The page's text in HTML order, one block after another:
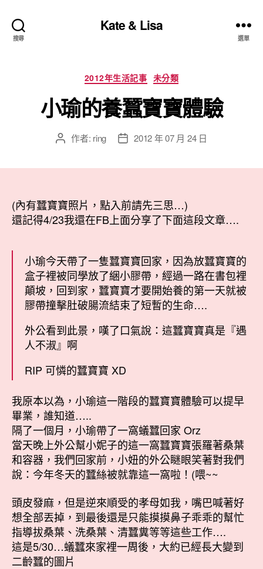
搜尋
Kate & Lisa
選單
分
類
2012年生活記事 未分類
小瑜的養蠶寶寶體驗
文 作者: ring
文
期
2012 年 07 月 24 日
(內有蠶寶寶照片，點入前請先三思…)
還記得4/23我還在FB上面分享了下面這段文章….
小瑜今天帶了一隻蠶寶寶回家，因為放蠶寶寶的
盒子裡被同學放了綑小膠帶，經過一路在書包裡
顛坡，回到家，蠶寶寶才要開始養的第一天就被
膠帶撞擊肚破腸流結束了短暫的生命….
外公看到此景，嘆了口氣說：這蠶寶寶真是『遇
人不淑』啊
RIP 可憐的蠶寶寶 XD
我原本以為，小瑜這一階段的蠶寶寶體驗可以提早
畢業，誰知道…..
隔了一個月，小瑜帶了一窩蟻蠶回家 Orz
當天晚上外公幫小妮子的這一窩蠶寶寶張羅著桑葉
和容器，我們回家前，小妞的外公瞇眼笑著對我們
說：今年冬天的蠶絲被就靠這一窩啦！(喂~~
頭皮發麻，但是逆來順受的孝母如我，嘴巴喊著好
想全部丟掉，到最後還是只能摸摸鼻子乖乖的幫忙
指導拔桑葉、洗桑葉、清蠶糞等等這些工作….
這是5/30…蟻蠶來家裡一周後，大約已經長大變到
二齡蠶的圖片